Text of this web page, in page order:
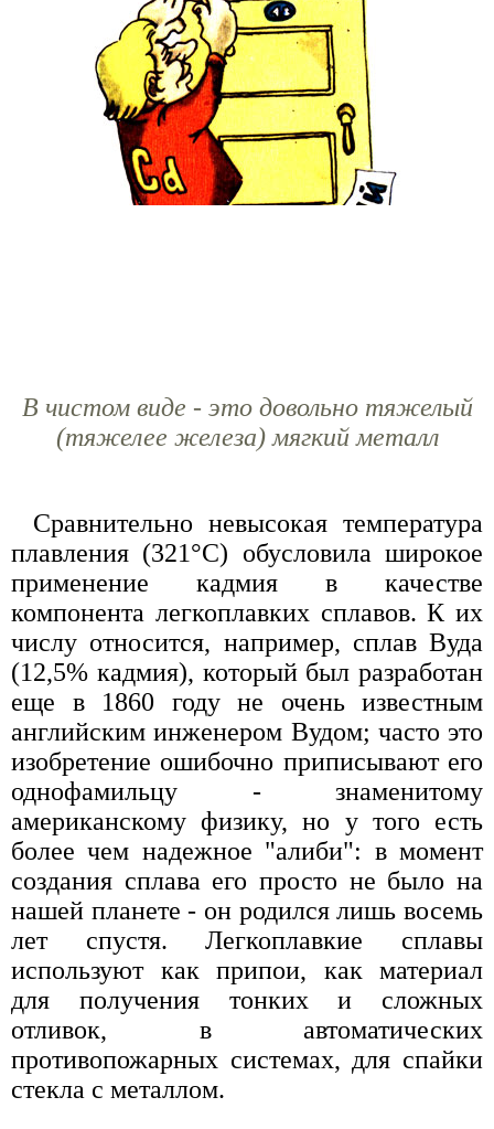
В чистом виде - это довольно тяжелый
(тяжелее железа) мягкий металл
Сравнительно невысокая температура
плавления (321°С) обусловила широкое
применение кадмия в качестве
компонента легкоплавких сплавов. К их
числу относится, например, сплав Вуда
(12,5% кадмия), который был разработан
еще в 1860 году не очень известным
английским инженером Вудом; часто это
изобретение ошибочно приписывают его
однофамильцу - знаменитому
американскому физику, но у того есть
более чем надежное "алиби": в момент
создания сплава его просто не было на
нашей планете - он родился лишь восемь
лет спустя. Легкоплавкие сплавы
используют как припои, как материал
для получения тонких и сложных
отливок, в автоматических
противопожарных системах, для спайки
стекла с металлом.